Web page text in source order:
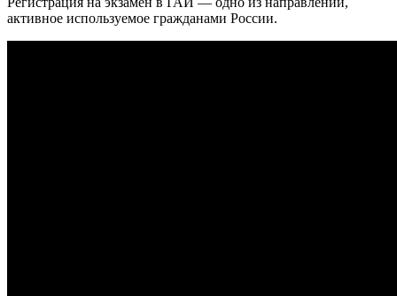
активное используемое гражданами России.